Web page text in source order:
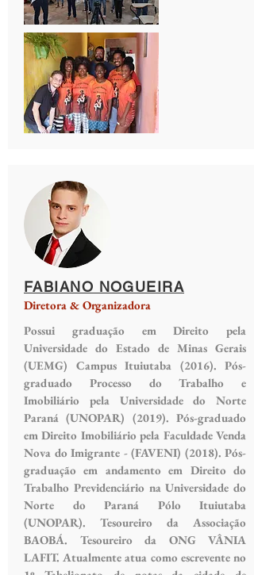
FABIANO NOGUEIRA
Diretora & Organizadora
Possui graduação em Direito pela
Universidade do Estado de Minas Gerais
(UEMG) Campus Ituiutaba (2016). Pós-
graduado Processo do Trabalho e
Imobiliário pela Universidade do Norte
Paraná (UNOPAR) (2019). Pós-graduado
em Direito Imobiliário pela Faculdade Venda
Nova do Imigrante - (FAVENI) (2018). Pós-
graduação em andamento em Direito do
Trabalho Previdenciário na Universidade do
Norte do Paraná Pólo Ituiutaba
(UNOPAR). Tesoureiro da Associação
BAOBÁ. Tesoureiro da ONG VÂNIA
LAFIT. Atualmente atua como escrevente no